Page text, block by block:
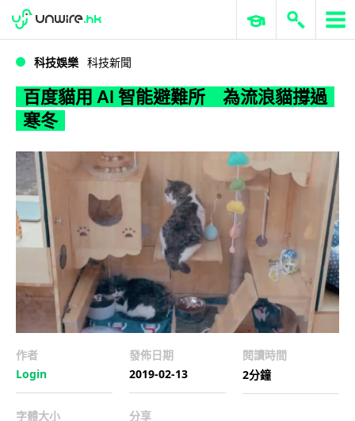
百度貓用 AI 智能避難所 為流浪貓撐過寒冬
WWDC 2026 ERP 與商業 AI
科技娛樂 科技新聞
百度貓用 AI 智能避難所 為流浪貓撐過
寒冬
作者
Login
發佈日期
2019-02-13
閱讀時間
2分鐘
字體大小 分享